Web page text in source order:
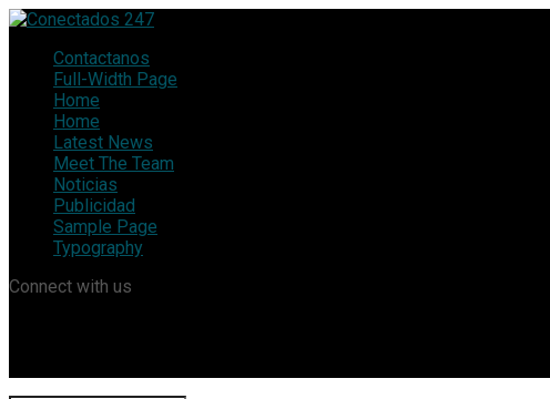
Contactanos
Full-Width Page
Home
Home
Latest News
Meet The Team
Noticias
Publicidad
Sample Page
Typography
Connect with us